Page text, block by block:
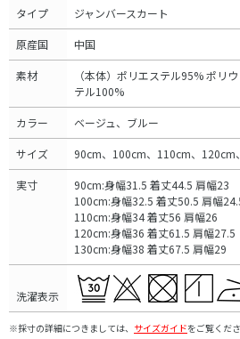
タイプ ジャンバースカート
原産国 中国
素材
（本体）ポリエステル95% ポリ
テル100%
カラー ベージュ、ブルー
サイズ 90cm、100cm、110cm、120cm
実寸
90cm:身幅31.5 着丈44.5 肩幅23
100cm:身幅32.5 着丈50.5 肩幅
110cm:身幅34 着丈56 肩幅26
120cm:身幅36 着丈61.5 肩幅27.5
130cm:身幅38 着丈67.5 肩幅29
洗濯表示
※採寸の詳細につきましては、 サイズガイドをご覧くださ